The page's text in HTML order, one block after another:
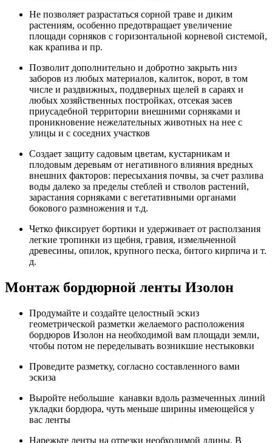
Не позволяет разрастаться сорной траве и диким
растениям, особенно предотвращает увеличение
площади сорняков с горизонтальной корневой системой,
как крапива и пр.
Позволит дополнительно и добротно закрыть низ
заборов из любых материалов, калиток, ворот, в том
числе и раздвижных, поддверных щелей в сараях и
любых хозяйственных постройках, отсекая засев
приусадебной территории внешними сорняками и
проникновение нежелательных животных на нее с
улицы и с соседних участков
Создает защиту садовым цветам, кустарникам и
плодовым деревьям от негативного влияния вредных
внешних факторов: пересыхания почвы, за счет разлива
воды далеко за пределы стеблей и стволов растений,
зарастания сорняками с вегетативными органами
бокового размножения и т.д.
Четко фиксирует бортики и удерживает от расползания
легкие тропинки из щебня, гравия, измельченной
древесины, опилок, крупного песка, битого кирпича и т.
д.
Монтаж бордюрной ленты Изолон
Продумайте и создайте целостный эскиз
геометрической разметки желаемого расположения
бордюров Изолон на необходимой вам площади земли,
чтобы потом не переделывать возникшие нестыковки
Проведите разметку, согласно составленного вами
эскиза
Выройте небольшие канавки вдоль размеченных линий
укладки бордюра, чуть меньше ширины имеющейся у
вас ленты
Нарежьте ленты на отрезки необходимой длины. В